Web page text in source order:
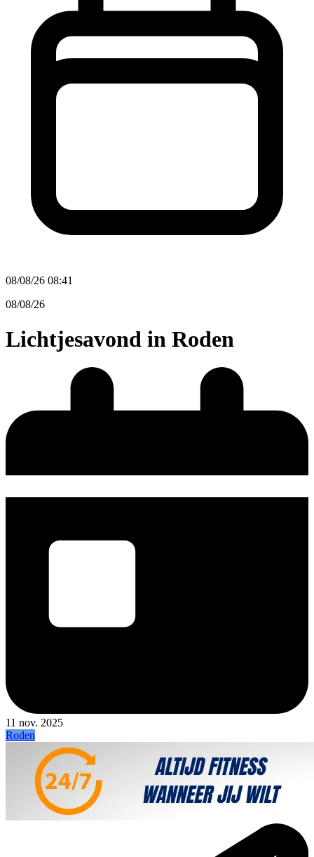
08/08/26 08:41
08/08/26
Lichtjesavond in Roden
11 nov. 2025
Roden